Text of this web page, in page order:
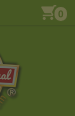
0